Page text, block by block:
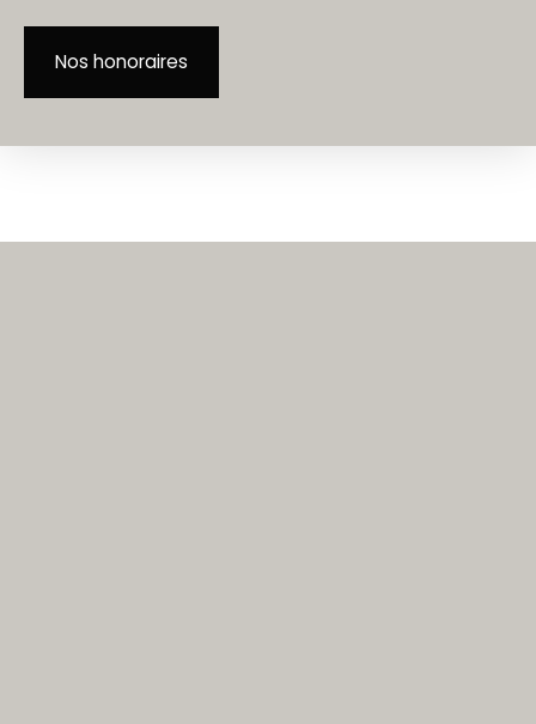
Nos honoraires